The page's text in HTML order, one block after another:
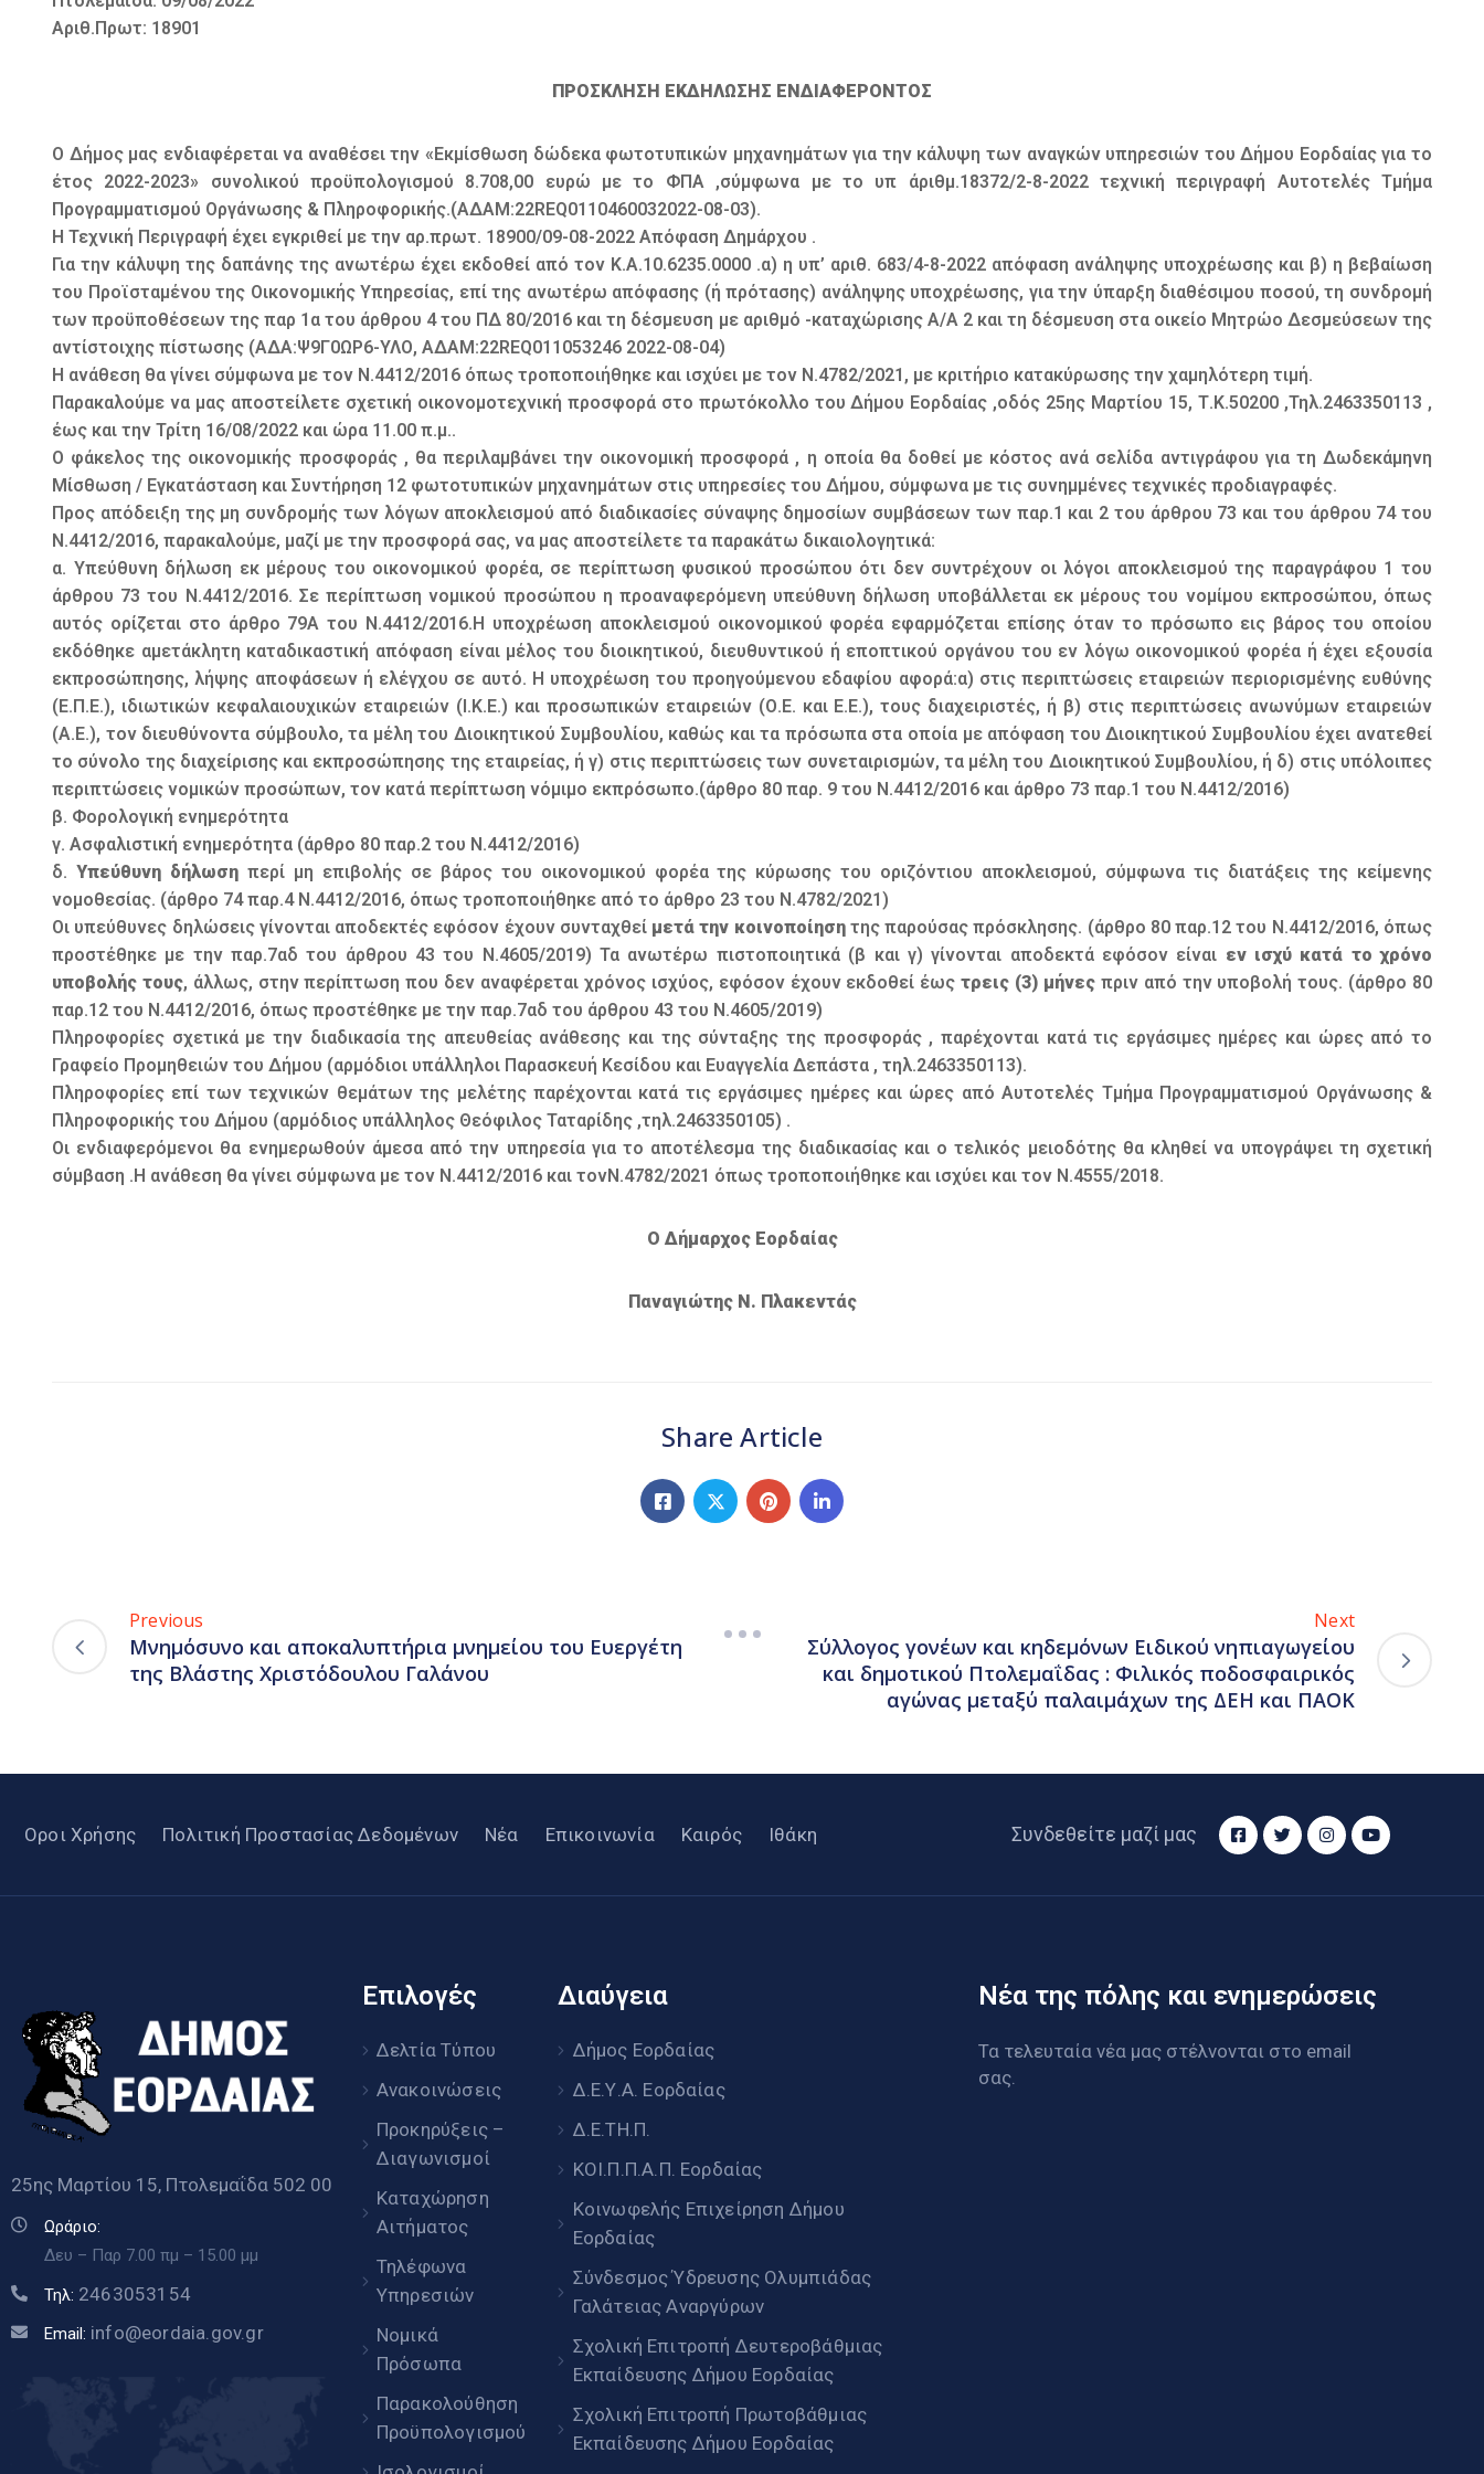
Αριθ.Πρωτ: 18901
ΠΡΟΣΚΛΗΣΗ ΕΚΔΗΛΩΣΗΣ ΕΝΔΙΑΦΕΡΟΝΤΟΣ
Ο Δήμος μας ενδιαφέρεται να αναθέσει την «Εκμίσθωση δώδεκα φωτοτυπικών μηχανημάτων για την κάλυψη των αναγκών υπηρεσιών του Δήμου Εορδαίας για το
έτος 2022-2023» συνολικού προϋπολογισμού 8.708,00 ευρώ με το ΦΠΑ ,σύμφωνα με το υπ άριθμ.18372/2-8-2022 τεχνική περιγραφή Αυτοτελές Τμήμα
Προγραμματισμού Οργάνωσης & Πληροφορικής.(ΑΔΑΜ:22REQ0110460032022-08-03).
Η Τεχνική Περιγραφή έχει εγκριθεί με την αρ.πρωτ. 18900/09-08-2022 Απόφαση Δημάρχου .
Για την κάλυψη της δαπάνης της ανωτέρω έχει εκδοθεί από τον Κ.Α.10.6235.0000 .α) η υπ’ αριθ. 683/4-8-2022 απόφαση ανάληψης υποχρέωσης και β) η βεβαίωση
του Προϊσταμένου της Οικονομικής Υπηρεσίας, επί της ανωτέρω απόφασης (ή πρότασης) ανάληψης υποχρέωσης, για την ύπαρξη διαθέσιμου ποσού, τη συνδρομή
των προϋποθέσεων της παρ 1α του άρθρου 4 του ΠΔ 80/2016 και τη δέσμευση με αριθμό -καταχώρισης Α/Α 2 και τη δέσμευση στα οικείο Μητρώο Δεσμεύσεων της
αντίστοιχης πίστωσης (ΑΔΑ:Ψ9Γ0ΩΡ6-ΥΛΟ, ΑΔΑΜ:22REQ011053246 2022-08-04)
Η ανάθεση θα γίνει σύμφωνα με τον Ν.4412/2016 όπως τροποποιήθηκε και ισχύει με τον Ν.4782/2021, με κριτήριο κατακύρωσης την χαμηλότερη τιμή.
Παρακαλούμε να μας αποστείλετε σχετική οικονομοτεχνική προσφορά στο πρωτόκολλο του Δήμου Εορδαίας ,οδός 25ης Μαρτίου 15, Τ.Κ.50200 ,Τηλ.2463350113 ,
έως και την Τρίτη 16/08/2022 και ώρα 11.00 π.μ..
Ο φάκελος της οικονομικής προσφοράς , θα περιλαμβάνει την οικονομική προσφορά , η οποία θα δοθεί με κόστος ανά σελίδα αντιγράφου για τη Δωδεκάμηνη
Μίσθωση / Εγκατάσταση και Συντήρηση 12 φωτοτυπικών μηχανημάτων στις υπηρεσίες του Δήμου, σύμφωνα με τις συνημμένες τεχνικές προδιαγραφές.
Προς απόδειξη της μη συνδρομής των λόγων αποκλεισμού από διαδικασίες σύναψης δημοσίων συμβάσεων των παρ.1 και 2 του άρθρου 73 και του άρθρου 74 του
Ν.4412/2016, παρακαλούμε, μαζί με την προσφορά σας, να μας αποστείλετε τα παρακάτω δικαιολογητικά:
α. Υπεύθυνη δήλωση εκ μέρους του οικονομικού φορέα, σε περίπτωση φυσικού προσώπου ότι δεν συντρέχουν οι λόγοι αποκλεισμού της παραγράφου 1 του
άρθρου 73 του Ν.4412/2016. Σε περίπτωση νομικού προσώπου η προαναφερόμενη υπεύθυνη δήλωση υποβάλλεται εκ μέρους του νομίμου εκπροσώπου, όπως
αυτός ορίζεται στο άρθρο 79Α του Ν.4412/2016.Η υποχρέωση αποκλεισμού οικονομικού φορέα εφαρμόζεται επίσης όταν το πρόσωπο εις βάρος του οποίου
εκδόθηκε αμετάκλητη καταδικαστική απόφαση είναι μέλος του διοικητικού, διευθυντικού ή εποπτικού οργάνου του εν λόγω οικονομικού φορέα ή έχει εξουσία
εκπροσώπησης, λήψης αποφάσεων ή ελέγχου σε αυτό. Η υποχρέωση του προηγούμενου εδαφίου αφορά:α) στις περιπτώσεις εταιρειών περιορισμένης ευθύνης
(Ε.Π.Ε.), ιδιωτικών κεφαλαιουχικών εταιρειών (Ι.Κ.Ε.) και προσωπικών εταιρειών (Ο.Ε. και Ε.Ε.), τους διαχειριστές, ή β) στις περιπτώσεις ανωνύμων εταιρειών
(Α.Ε.), τον διευθύνοντα σύμβουλο, τα μέλη του Διοικητικού Συμβουλίου, καθώς και τα πρόσωπα στα οποία με απόφαση του Διοικητικού Συμβουλίου έχει ανατεθεί
το σύνολο της διαχείρισης και εκπροσώπησης της εταιρείας, ή γ) στις περιπτώσεις των συνεταιρισμών, τα μέλη του Διοικητικού Συμβουλίου, ή δ) στις υπόλοιπες
περιπτώσεις νομικών προσώπων, τον κατά περίπτωση νόμιμο εκπρόσωπο.(άρθρο 80 παρ. 9 του Ν.4412/2016 και άρθρο 73 παρ.1 του Ν.4412/2016)
β. Φορολογική ενημερότητα
γ. Ασφαλιστική ενημερότητα (άρθρο 80 παρ.2 του Ν.4412/2016)
δ. Υπεύθυνη δήλωσηπερί μη επιβολής σε βάρος του οικονομικού φορέα της κύρωσης του οριζόντιου αποκλεισμού, σύμφωνα τις διατάξεις της κείμενης
νομοθεσίας. (άρθρο 74 παρ.4 Ν.4412/2016, όπως τροποποιήθηκε από το άρθρο 23 του Ν.4782/2021)
Οι υπεύθυνες δηλώσεις γίνονται αποδεκτές εφόσον έχουν συνταχθεί μετά την κοινοποίησητης παρούσας πρόσκλησης. (άρθρο 80 παρ.12 του Ν.4412/2016, όπως
προστέθηκε με την παρ.7αδ του άρθρου 43 του Ν.4605/2019) Τα ανωτέρω πιστοποιητικά (β και γ) γίνονται αποδεκτά εφόσον είναι εν ισχύ κατά το χρόνο
υποβολής τους, άλλως, στην περίπτωση που δεν αναφέρεται χρόνος ισχύος, εφόσον έχουν εκδοθεί έωςτρεις (3) μήνεςπριν από την υποβολή τους. (άρθρο 80
παρ.12 του Ν.4412/2016, όπως προστέθηκε με την παρ.7αδ του άρθρου 43 του Ν.4605/2019)
Πληροφορίες σχετικά με την διαδικασία της απευθείας ανάθεσης και της σύνταξης της προσφοράς , παρέχονται κατά τις εργάσιμες ημέρες και ώρες από το
Γραφείο Προμηθειών του Δήμου (αρμόδιοι υπάλληλοι Παρασκευή Κεσίδου και Ευαγγελία Δεπάστα , τηλ.2463350113).
Πληροφορίες επί των τεχνικών θεμάτων της μελέτης παρέχονται κατά τις εργάσιμες ημέρες και ώρες από Αυτοτελές Τμήμα Προγραμματισμού Οργάνωσης &
Πληροφορικής του Δήμου (αρμόδιος υπάλληλος Θεόφιλος Ταταρίδης ,τηλ.2463350105) .
Οι ενδιαφερόμενοι θα ενημερωθούν άμεσα από την υπηρεσία για το αποτέλεσμα της διαδικασίας και ο τελικός μειοδότης θα κληθεί να υπογράψει τη σχετική
σύμβαση .Η ανάθεση θα γίνει σύμφωνα με τον Ν.4412/2016 και τονΝ.4782/2021 όπως τροποποιήθηκε και ισχύει και τον Ν.4555/2018.
Ο Δήμαρχος Εορδαίας
Παναγιώτης Ν. Πλακεντάς
Share Article
Previous
Μνημόσυνο και αποκαλυπτήρια μνημείου του Ευεργέτη
της Βλάστης Χριστόδουλου Γαλάνου
Next
Σύλλογος γονέων και κηδεμόνων Ειδικού νηπιαγωγείου
και δημοτικού Πτολεμαΐδας : Φιλικός ποδοσφαιρικός
αγώνας μεταξύ παλαιμάχων της ΔΕΗ και ΠΑΟΚ
Οροι Χρήσης Πολιτική Προστασίας Δεδομένων Νέα Επικοινωνία Καιρός Ιθάκη Συνδεθείτε μαζί μας
25ης Μαρτίου 15, Πτολεμαΐδα 502 00
Ωράριο:
Δευ – Παρ 7.00 πμ – 15.00 μμ
Τηλ: 2463053154
Email: info@eordaia.gov.gr
Επιλογές
Δελτία Τύπου
Ανακοινώσεις
Προκηρύξεις –
Διαγωνισμοί
Καταχώρηση
Αιτήματος
Τηλέφωνα
Υπηρεσιών
Νομικά
Πρόσωπα
Παρακολούθηση
Προϋπολογισμού
Διαύγεια
Δήμος Εορδαίας
Δ.Ε.Υ.Α. Εορδαίας
Δ.Ε.ΤΗ.Π.
ΚΟΙ.Π.Π.Α.Π. Εορδαίας
Κοινωφελής Επιχείρηση Δήμου
Εορδαίας
Σύνδεσμος Ύδρευσης Ολυμπιάδας
Γαλάτειας Αναργύρων
Σχολική Επιτροπή Δευτεροβάθμιας
Εκπαίδευσης Δήμου Εορδαίας
Σχολική Επιτροπή Πρωτοβάθμιας
Εκπαίδευσης Δήμου Εορδαίας
Νέα της πόλης και ενημερώσεις
Τα τελευταία νέα μας στέλνονται στο email
σας.